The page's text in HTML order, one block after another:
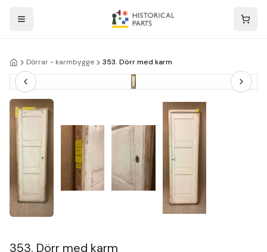
Dörrar - karmbygge 353. Dörr med karm
353. Dörr med karm